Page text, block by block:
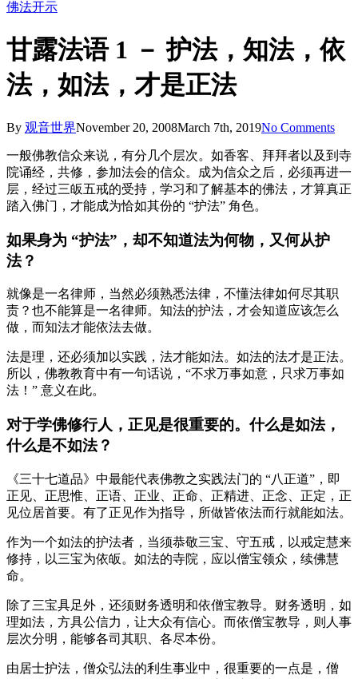
Cart
佛法开示
甘露法语 1 － 护法，知法，依
法，如法，才是正法
By 观音世界November 20, 2008March 7th, 2019No Comments
一般佛教信众来说，有分几个层次。如香客、拜拜者以及到寺
院诵经，共修，参加法会的信众。成为信众之后，必须再进一
层，经过三皈五戒的受持，学习和了解基本的佛法，才算真正
踏入佛门，才能成为恰如其份的 “护法” 角色。
如果身为 “护法”，却不知道法为何物，又何从护
法？
就像是一名律师，当然必须熟悉法律，不懂法律如何尽其职
责？也不能算是一名律师。知法的护法，才会知道应该怎么
做，而知法才能依法去做。
法是理，还必须加以实践，法才能如法。如法的法才是正法。
所以，佛教教育中有一句话说，“不求万事如意，只求万事如
法！” 意义在此。
对于学佛修行人，正见是很重要的。什么是如法，
什么是不如法？
《三十七道品》中最能代表佛教之实践法门的 “八正道”，即
正见、正思惟、正语、正业、正命、正精进、正念、正定，正
见位居首要。有了正见作为指导，所做皆依法而行就能如法。
作为一个如法的护法者，当须恭敬三宝、守五戒，以戒定慧来
修持，以三宝为依皈。如法的寺院，应以僧宝领众，续佛慧
命。
除了三宝具足外，还须财务透明和依僧宝教导。财务透明，如
理如法，方具公信力，让大众有信心。而依僧宝教导，则人事
层次分明，能够各司其职、各尽本份。
由居士护法，僧众弘法的利生事业中，很重要的一点是，僧